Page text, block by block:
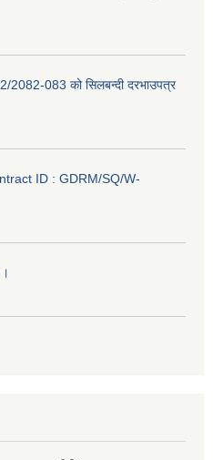
083 को सिलबन्दी दरभाउपत्र
ID : GDRM/SQ/W-